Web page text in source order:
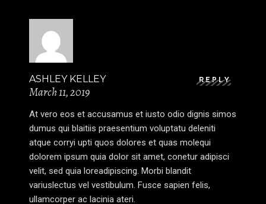
ASHLEY KELLEY
March 11, 2019
REPLY
At vero eos et accusamus et iusto odio dignis simos
dumus qui blaitiis praesentium voluptatu deleniti
atque corryi upti quos dolores et quas molequi
dolorem ipsum quia dolor sit amet, conetur adipisci
velit, sed quia loreadipiscing. Morbi blandit
variuslectus vel vestibulum. Fusce sapien felis,
ullamcorper ac lacinia ateri.